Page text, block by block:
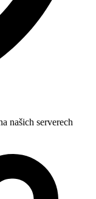
našich serverech